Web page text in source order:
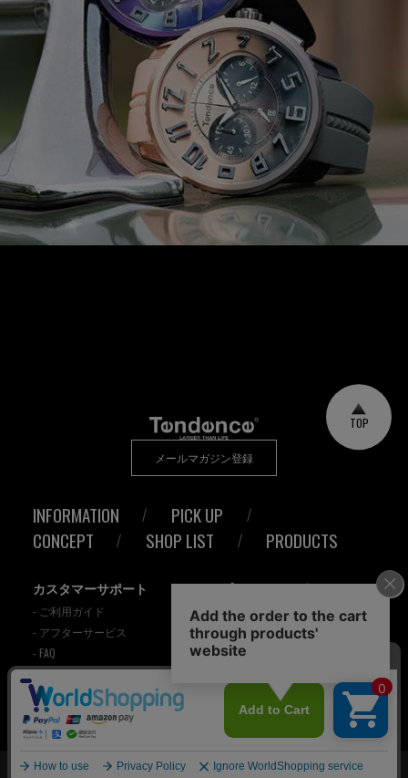
TOP
メールマガジン登録
INFORMATION
PICK UP
CONCEPT
SHOP LIST PRODUCTS
カスタマーサポート
- ご利用ガイド
- アフターサービス
- FAQ
プライバシーポリシー
Cookieポリシー
特定商取引法に基づく表記
© 2021 Tendence Japan.